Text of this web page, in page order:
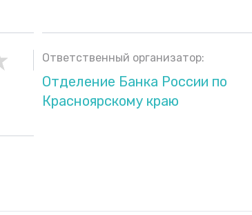
Ответственный организатор:
Отделение Банка России по
Красноярскому краю